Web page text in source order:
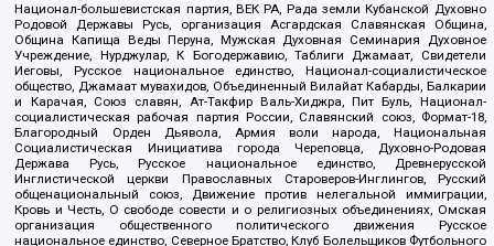
Национал-большевистская партия, ВЕК РА, Рада земли Кубанской Духовно
Родовой Державы Русь, организация Асгардская Славянская Община,
Община Капища Веды Перуна, Мужская Духовная Семинария Духовное
Учреждение, Нурджулар, К Богодержавию, Таблиги Джамаат, Свидетели
Иеговы, Русское национальное единство, Национал-социалистическое
общество, Джамаат мувахидов, Объединенный Вилайат Кабарды, Балкарии
и Карачая, Союз славян, Ат-Такфир Валь-Хиджра, Пит Буль, Национал-
социалистическая рабочая партия России, Славянский союз, Формат-18,
Благородный Орден Дьявола, Армия воли народа, Национальная
Социалистическая Инициатива города Череповца, Духовно-Родовая
Держава Русь, Русское национальное единство, Древнерусской
Инглистической церкви Православных Староверов-Инглингов, Русский
общенациональный союз, Движение против нелегальной иммиграции,
Кровь и Честь, О свободе совести и о религиозных объединениях, Омская
организация общественного политического движения Русское
национальное единство, Северное Братство, Клуб Болельщиков Футбольного